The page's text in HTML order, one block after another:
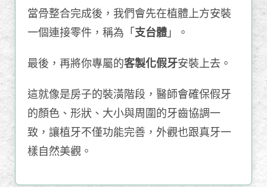
當骨整合完成後，我們會先在植體上方安裝
一個連接零件，稱為「 支台體 」。
最後，再將你專屬的客製化假牙安裝上去。
這就像是房子的裝潢階段，醫師會確保假牙
的顏色、形狀、大小與周圍的牙齒協調一
致，讓植牙不僅功能完善，外觀也跟真牙一
樣自然美觀。